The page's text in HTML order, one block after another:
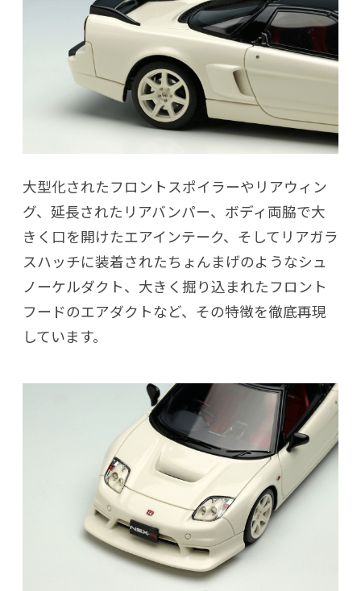
大型化されたフロントスポイラーやリアウィン
グ、延長されたリアバンパー、ボディ両脇で大
きく口を開けたエアインテーク、そしてリアガラ
スハッチに装着されたちょんまげのようなシュ
ノーケルダクト、大きく掘り込まれたフロント
フードのエアダクトなど、その特徴を徹底再現
しています。